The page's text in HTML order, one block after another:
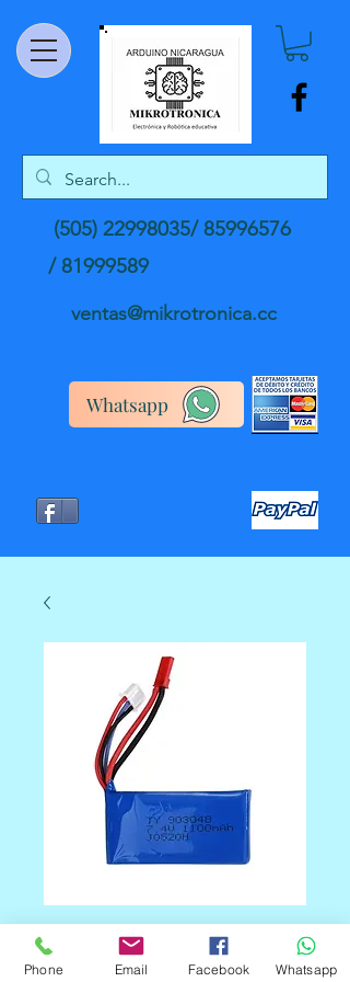
(505) 22998035/85996576
/81999589
ventas@mikrotronica.cc
Whatsapp
BATERIA DE 7.4V
Phone Email Facebook Whatsapp